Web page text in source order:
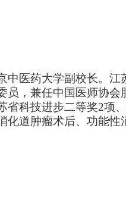
中医药大学副校长。江
员，兼任中国医师协会
省科技进步二等奖2项
道肿瘤术后、功能性